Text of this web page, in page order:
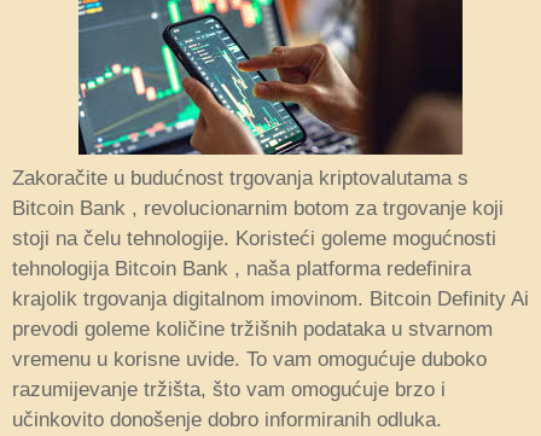
Zakoračite u budućnost trgovanja kriptovalutama s
Bitcoin Bank , revolucionarnim botom za trgovanje koji
stoji na čelu tehnologije. Koristeći goleme mogućnosti
tehnologija Bitcoin Bank , naša platforma redefinira
krajolik trgovanja digitalnom imovinom. Bitcoin Definity Ai
prevodi goleme količine tržišnih podataka u stvarnom
vremenu u korisne uvide. To vam omogućuje duboko
razumijevanje tržišta, što vam omogućuje brzo i
učinkovito donošenje dobro informiranih odluka.